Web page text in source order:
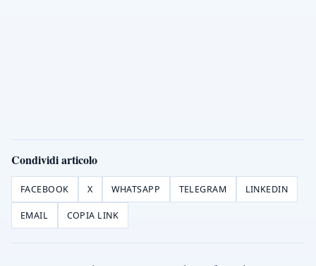
Condividi articolo
FACEBOOK X WHATSAPP TELEGRAM LINKEDIN
EMAIL COPIA LINK